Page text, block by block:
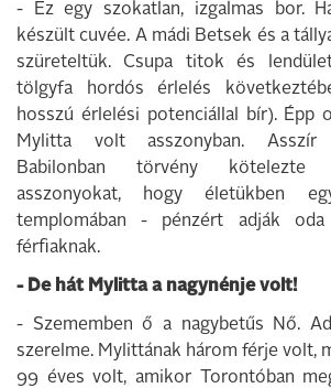
- Ez egy szokatlan, izgalmas bor.
készült cuvée. A mádi Betsek és a
szüreteltük. Csupa titok és
tölgyfa hordós érlelés
hosszú érlelési potenciállal bír). Épp
Mylitta volt asszonyban. Asszír
Babilonban törvény kötelezte
asszonyokat, hogy életükben
templomában - pénzért adják oda
férfiaknak.
- De hát Mylitta a nagynénje volt!
- Szememben ő a nagybetűs Nő.
szerelme. Mylittának három férje volt,
99 éves volt, amikor Torontóban